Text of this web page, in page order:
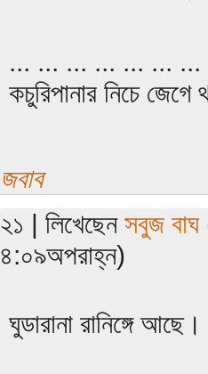
... ... ... ... ... ...
কচুরিপানার নিচে জেগে
জবাব
২১ | লিখেছেন সবুজ বাঘ
৪:০৯অপরাহ্ন)
ঘুডারানা রানিঙ্গে